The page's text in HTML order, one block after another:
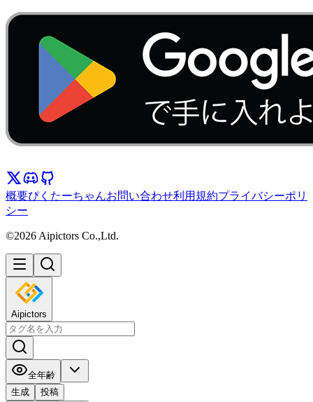
概要ぴくたーちゃんお問い合わせ利用規約プライバシーポリ
シー
©2026 Aipictors Co.,Ltd.
Aipictors
全年齢
生成
投稿